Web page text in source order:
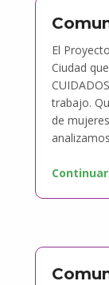
El
Ciudad
trabajo.
de